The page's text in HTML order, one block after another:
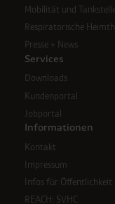
Mobilität und
Respiratorische
Presse + News
Services
Downloads
Kundenportal
Jobportal
Informationen
Kontakt
Impressum
Infos für Öffentlichkeit
REACH: SVHC